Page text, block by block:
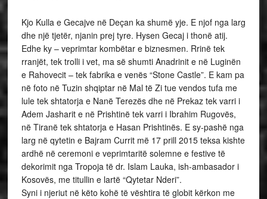
Kjo Kulla e Gecajve në Deçan ka shumë yje. E njof nga larg
dhe një tjetër, njanin prej tyre. Hysen Gecaj i thonë atij.
Edhe ky – veprimtar kombëtar e biznesmen. Rrinë tek
rranjët, tek trolli i vet, ma së shumti Anadrinit e në Luginën
e Rahovecit – tek fabrika e venës “Stone Castle”. E kam pa
në foto në Tuzin shqiptar në Mal të Zi tue vendos tufa me
lule tek shtatorja e Nanë Terezës dhe në Prekaz tek varri i
Adem Jasharit e në Prishtinë tek varri i Ibrahim Rugovës,
në Tiranë tek shtatorja e Hasan Prishtinës. E sy-pashë nga
larg në qytetin e Bajram Currit më 17 prill 2015 teksa kishte
ardhë në ceremoni e veprimtaritë solemne e festive të
dekorimit nga Tropoja të dr. Islam Lauka, ish-ambasador i
Kosovës, me titullin e lartë “Qytetar Nderi”.
Syni i njeriut në këto kohë të vështira të globit kërkon me